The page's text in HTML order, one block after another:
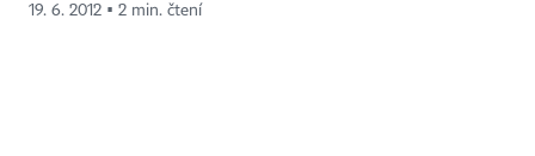
19. 6. 2012 ▪ 2 min. čtení